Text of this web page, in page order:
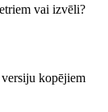
vai izvēli?
kopējiem